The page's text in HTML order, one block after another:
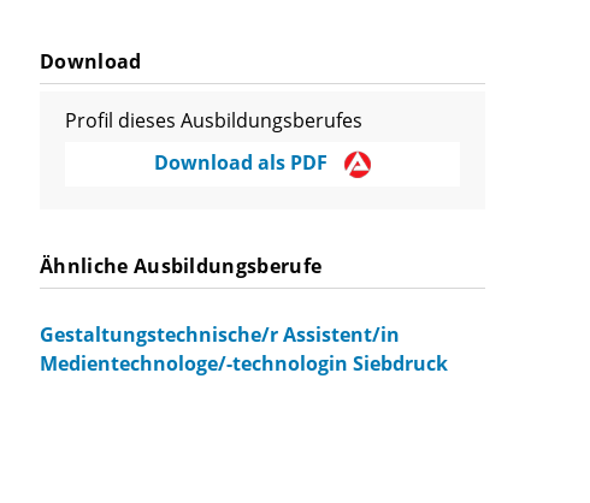
Download
Profil dieses Ausbildungsberufes
Download als PDF
Ähnliche Ausbildungsberufe
Gestaltungstechnische/r Assistent/in
Medientechnologe/-technologin Siebdruck